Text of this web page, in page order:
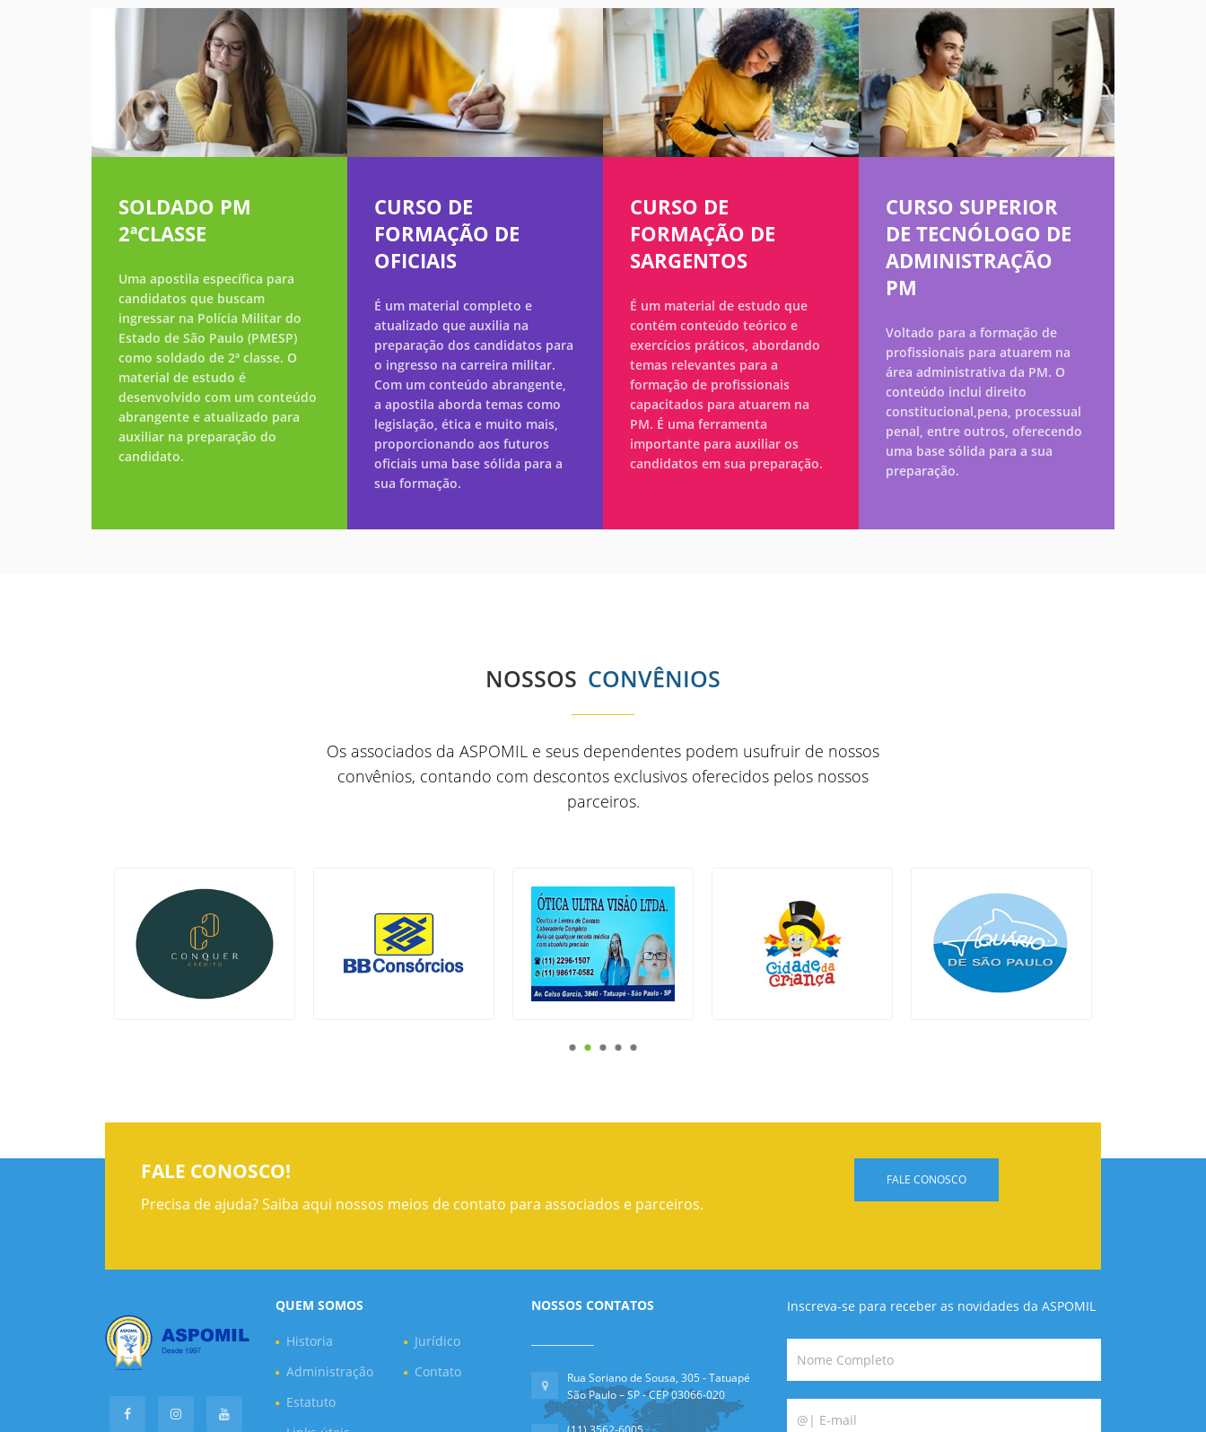
SOLDADO PM
2ªCLASSE
Uma apostila específica para
candidatos que buscam
ingressar na Polícia Militar do
Estado de São Paulo (PMESP)
como soldado de 2ª classe. O
material de estudo é
desenvolvido com um conteúdo
abrangente e atualizado para
auxiliar na preparação do
candidato.
CURSO DE
FORMAÇÃO DE
OFICIAIS
É um material completo e
atualizado que auxilia na
preparação dos candidatos para
o ingresso na carreira militar.
Com um conteúdo abrangente,
a apostila aborda temas como
legislação, ética e muito mais,
proporcionando aos futuros
oficiais uma base sólida para a
sua formação.
CURSO DE
FORMAÇÃO DE
SARGENTOS
É um material de estudo que
contém conteúdo teórico e
exercícios práticos, abordando
temas relevantes para a
formação de profissionais
capacitados para atuarem na
PM. É uma ferramenta
importante para auxiliar os
candidatos em sua preparação.
CURSO SUPERIOR
DE TECNÓLOGO DE
ADMINISTRAÇÃO
PM
Voltado para a formação de
profissionais para atuarem na
área administrativa da PM. O
conteúdo inclui direito
constitucional,pena, processual
penal, entre outros, oferecendo
uma base sólida para a sua
preparação.
NOSSOS CONVÊNIOS
Os associados da ASPOMIL e seus dependentes podem usufruir de nossos
convênios, contando com descontos exclusivos oferecidos pelos nossos
parceiros.
FALE CONOSCO!
Precisa de ajuda? Saiba aqui nossos meios de contato para associados e parceiros.
FALE CONOSCO
QUEM SOMOS
Historia
Administração
Estatuto
Jurídico
Contato
NOSSOS CONTATOS
Rua Soriano de Sousa, 305 - Tatuapé
São Paulo – SP - CEP 03066-020
Inscreva-se para receber as novidades da ASPOMIL